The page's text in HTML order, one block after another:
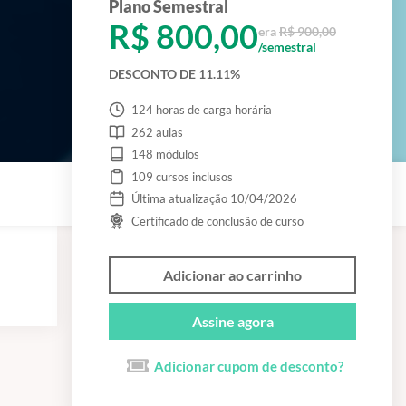
Plano Semestral
R$ 800,00eraR$ 900,00
/semestral
DESCONTO DE 11.11%
124 horas de carga horária
262 aulas
148 módulos
109 cursos inclusos
Última atualização 10/04/2026
Certificado de conclusão de curso
Adicionar ao carrinho
Assine agora
Adicionar cupom de desconto?